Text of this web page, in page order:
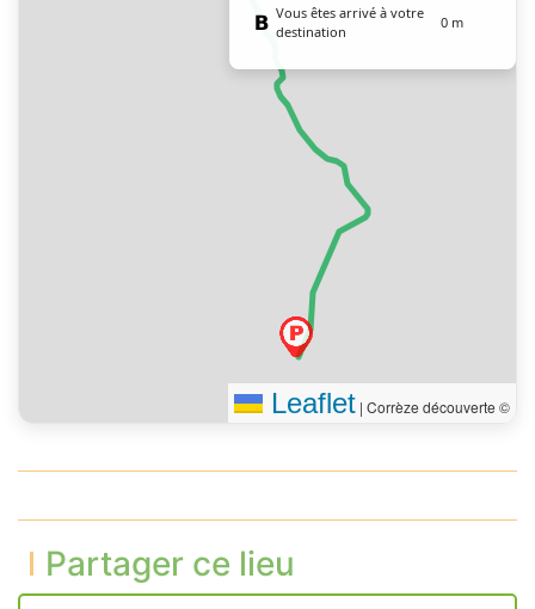
Vous êtes arrivé à votre
destination
0 m
Leaflet | Corrèze découverte ©
Partager ce lieu